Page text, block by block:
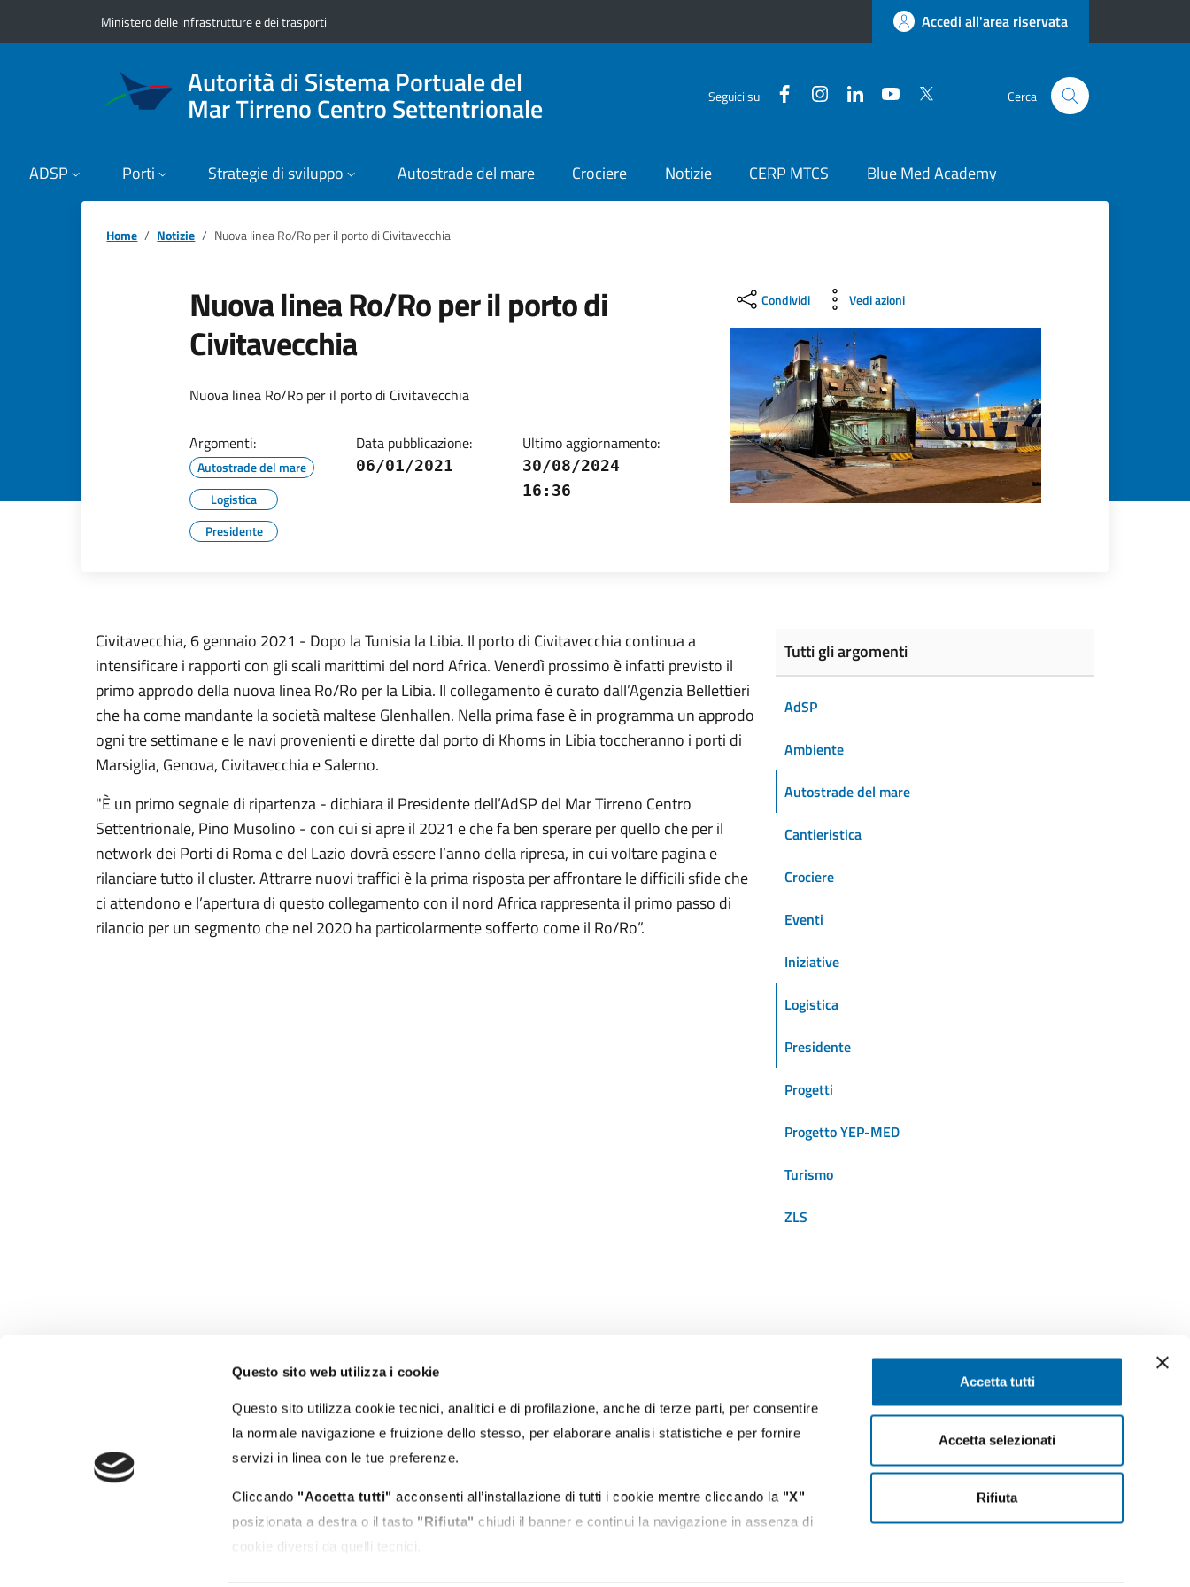
Questo sito web utilizza i cookie
Questo sito utilizza cookie tecnici, analitici e di profilazione, anche di terze parti, per consentire
la normale navigazione e fruizione dello stesso, per elaborare analisi statistiche e per fornire
servizi in linea con le tue preferenze.
Cliccando "Accetta tutti" acconsenti all’installazione di tutti i cookie mentre cliccando la "X"
posizionata a destra o il tasto "Rifiuta" chiudi il banner e continui la navigazione in assenza di
cookie diversi da quelli tecnici.
Accetta tutti
Accetta selezionati
Rifiuta
Ministero delle infrastrutture e dei trasporti Accedi all'area riservata
Autorità di Sistema Portuale del
Mar Tirreno Centro Settentrionale Seguici su FacebookInstagramLinkedInYouTube Cerca
ADSP Porti Strategie di sviluppo Autostrade del mare Crociere Notizie CERP MTCS Blue Med Academy
Home Notizie Nuova linea Ro/Ro per il porto di Civitavecchia
Nuova linea Ro/Ro per il porto di
Civitavecchia
Nuova linea Ro/Ro per il porto di Civitavecchia
Argomenti:
Autostrade del mare
Logistica
Presidente
Data pubblicazione:
06/01/2021
Ultimo aggiornamento:
30/08/2024
16:36
Condividi Vedi azioni
Civitavecchia, 6 gennaio 2021 - Dopo la Tunisia la Libia. Il porto di Civitavecchia continua a
intensificare i rapporti con gli scali marittimi del nord Africa. Venerdì prossimo è infatti previsto il
primo approdo della nuova linea Ro/Ro per la Libia. Il collegamento è curato dall’Agenzia Bellettieri
che ha come mandante la società maltese Glenhallen. Nella prima fase è in programma un approdo
ogni tre settimane e le navi provenienti e dirette dal porto di Khoms in Libia toccheranno i porti di
Marsiglia, Genova, Civitavecchia e Salerno.
"È un primo segnale di ripartenza - dichiara il Presidente dell’AdSP del Mar Tirreno Centro
Settentrionale, Pino Musolino - con cui si apre il 2021 e che fa ben sperare per quello che per il
network dei Porti di Roma e del Lazio dovrà essere l’anno della ripresa, in cui voltare pagina e
rilanciare tutto il cluster. Attrarre nuovi traffici è la prima risposta per affrontare le difficili sfide che
ci attendono e l’apertura di questo collegamento con il nord Africa rappresenta il primo passo di
rilancio per un segmento che nel 2020 ha particolarmente sofferto come il Ro/Ro”.
Tutti gli argomenti
AdSP
Ambiente
Autostrade del mare
Cantieristica
Crociere
Eventi
Iniziative
Logistica
Presidente
Progetti
Progetto YEP-MED
Turismo
ZLS
Autorità di Sistema
Portuale del Mar Tirreno
Centro Settentrionale
Porti di Civitavecchia - Fiumicino - Gaeta
Molo Vespucci - 00053 Civitavecchia (RM)
RECAPITI
PEC:protocollo@portidiroma.legalmailpa.it(La casella PEC riceve messaggi
esclusivamente da indirizzi di Posta Elettronica Certificata)
Email:
Recapito tel. reception ingresso: +39 0766 366231
P.IVA:00974341000
FacebookInstagramLinkedInYouTubeTwitter